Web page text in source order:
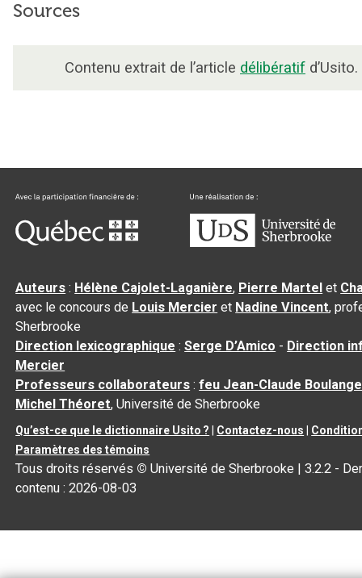
Sources
Contenu extrait de l’article délibératif d’Usito.
Auteurs : Hélène Cajolet-Laganière, Pierre Martel et
avec le concours de Louis Mercier et Nadine Vincent,
Sherbrooke
Direction lexicographique :Serge D’Amico - Direction
Mercier
Professeurs collaborateurs :feu Jean-Claude
Michel Théoret, Université de Sherbrooke
Qu’est-ce que le dictionnaire Usito ? Contactez-nous
Paramètres des témoins
Tous droits réservés © Université de Sherbrooke |3.2.2 -
contenu :2026-08-03